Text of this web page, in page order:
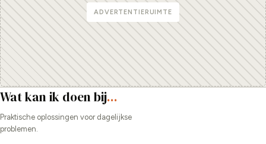
ADVERTENTIERUIMTE
Wat kan ik doen bij...
Praktische oplossingen voor dagelijkse
problemen.